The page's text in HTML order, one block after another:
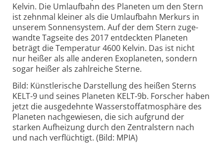
Kelvin. Die Umlauf­bahn des Planeten um den Stern
ist zehn­mal kleiner als die Umlauf­bahn Merkurs in
unserem Sonnen­system. Auf der dem Stern zuge­
wandte Tag­seite des 2017 ent­deckten Planeten
beträgt die Tempe­ratur 4600 Kelvin. Das ist nicht
nur heißer als alle anderen Exo­planeten, sondern
sogar heißer als zahl­reiche Sterne.
Bild: Künstlerische Darstellung des heißen Sterns
KELT-9 und seines Planeten KELT-9b. Forscher haben
jetzt die aus­ge­dehnte Wasser­stoff­atmo­sphäre des
Planeten nach­ge­wiesen, die sich auf­grund der
starken Auf­hei­zung durch den Zentral­stern nach
und nach ver­flüch­tigt. (Bild: MPIA)